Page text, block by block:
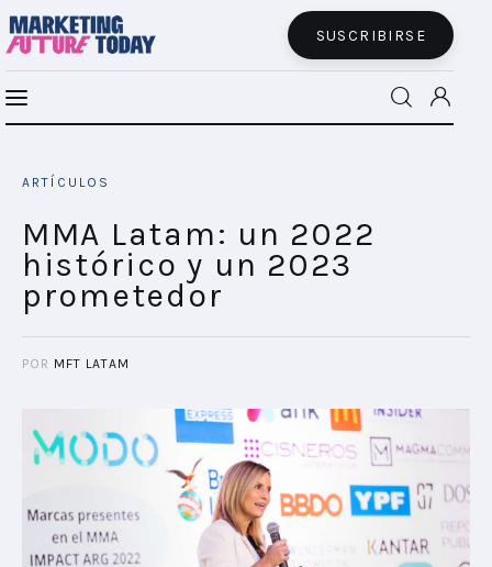
SUSCRIBIRSE
INSIGHTS
CONECTADES
PODCAST
PLAYBOOKS
ARTÍCULOS
MMA Latam: un 2022
histórico y un 2023
prometedor
POR MFT LATAM